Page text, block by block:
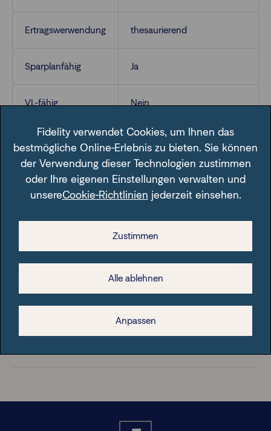
Ertragswerwendung thesaurierend
Sparplanfähig Ja
VL-fähig Nein
Rechtliche Hinweise
Fidelity verwendet Cookies, um Ihnen das
bestmögliche Online-Erlebnis zu bieten. Sie können
der Verwendung dieser Technologien zustimmen
oder Ihre eigenen Einstellungen verwalten und
unsereCookie-Richtlinien jederzeit einsehen.
Zustimmen
Alle ablehnen
Anpassen